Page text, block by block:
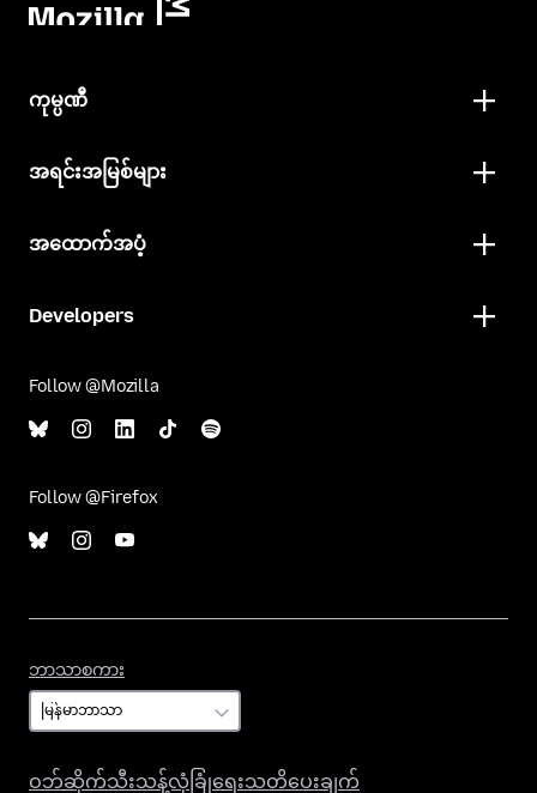
ကုမ္ပဏီ
အရင်းအမြစ်များ
အထောက်အပံ့
Developers
Follow @Mozilla
Follow @Firefox
ဘာသာစကား
ဝဘ်ဆိုက်သီးသန့်လုံခြုံရေးသတိပေးချက်